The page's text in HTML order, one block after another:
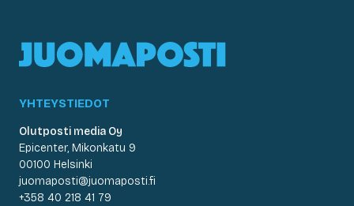
YHTEYSTIEDOT
Olutposti media Oy
Epicenter, Mikonkatu 9
00100 Helsinki
juomaposti@juomaposti.fi
+358 40 218 41 79